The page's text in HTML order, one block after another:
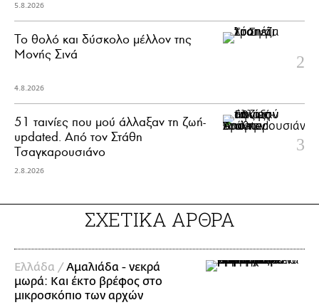
5.8.2026
Το θολό και δύσκολο μέλλον της
Μονής Σινά
4.8.2026
51 ταινίες που μού άλλαξαν τη ζωή-
updated. Aπό τον Στάθη
Τσαγκαρουσιάνο
2.8.2026
ΣΧΕΤΙΚΑ ΑΡΘΡΑ
Ελλάδα /Αμαλιάδα - νεκρά
μωρά: Και έκτο βρέφος στο
μικροσκόπιο των αρχών